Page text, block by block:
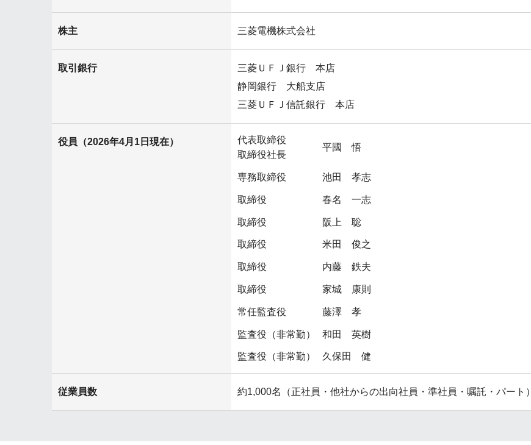
株主 三菱電機株式会社
取引銀行
三菱ＵＦＪ銀行 本店
静岡銀行 大船支店
三菱ＵＦＪ信託銀行 本店
役員（2026年4月1日現在）
代表取締役
取締役社長
平國 悟
専務取締役 池田 孝志
取締役 春名 一志
取締役 阪上 聡
取締役 米田 俊之
取締役 内藤 鉄夫
取締役 家城 康則
常任監査役 藤澤 孝
監査役（非常勤） 和田 英樹
監査役（非常勤） 久保田 健
従業員数 約1,000名（正社員・他社からの出向社員・準社員・嘱託・パート）